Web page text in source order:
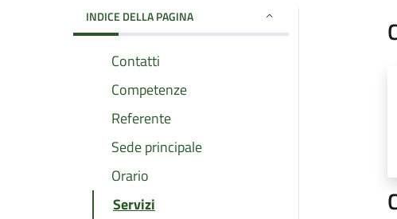
INDICE DELLA PAGINA
Contatti
Competenze
Referente
Sede principale
Orario
Servizi